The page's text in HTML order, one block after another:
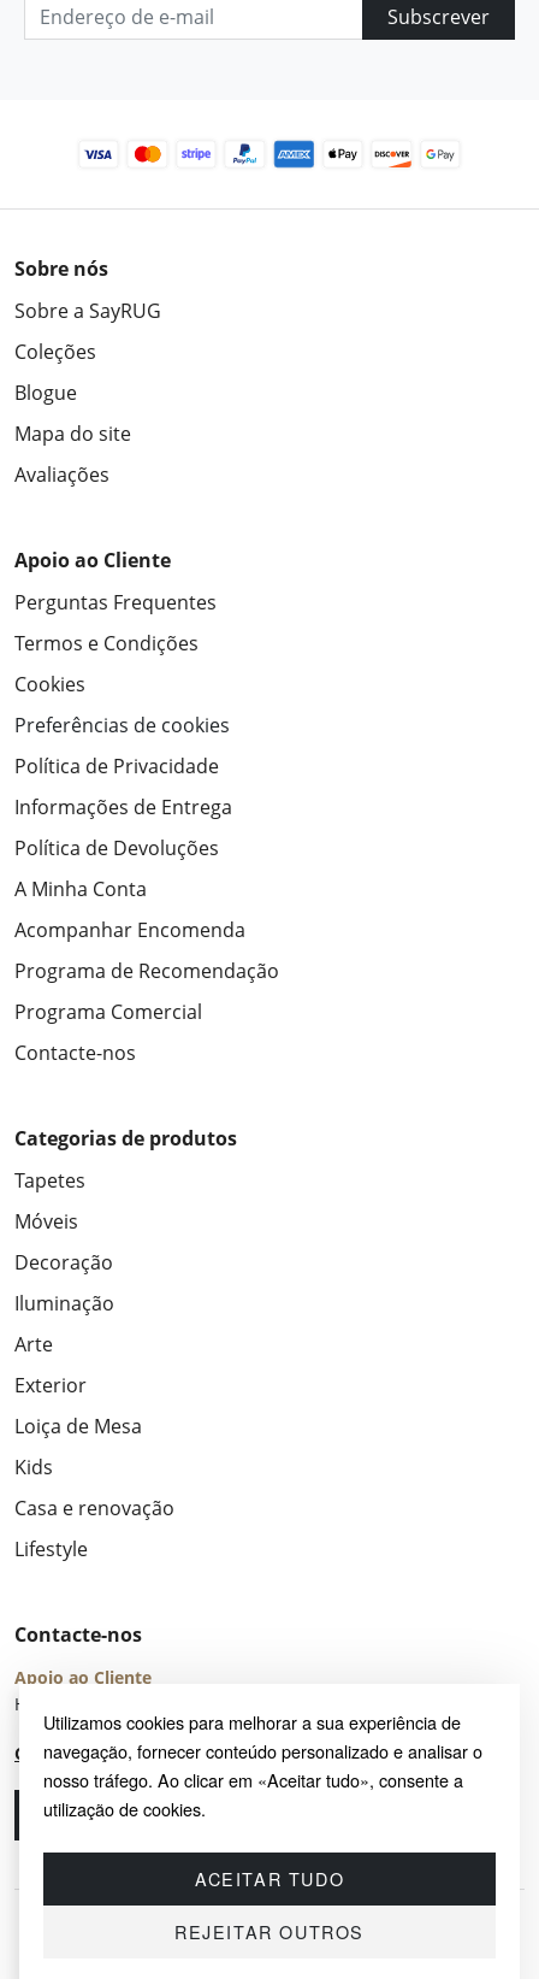
Utilizamos cookies para melhorar a sua experiência de
navegação, fornecer conteúdo personalizado e analisar o
nosso tráfego. Ao clicar em «Aceitar tudo», consente a
utilização de cookies.
ACEITAR TUDO
REJEITAR OUTROS
Subscrever
Sobre nós
Sobre a SayRUG
Coleções
Blogue
Mapa do site
Avaliações
Apoio ao Cliente
Perguntas Frequentes
Termos e Condições
Cookies
Preferências de cookies
Política de Privacidade
Informações de Entrega
Política de Devoluções
A Minha Conta
Acompanhar Encomenda
Programa de Recomendação
Programa Comercial
Contacte-nos
Categorias de produtos
Tapetes
Móveis
Decoração
Iluminação
Arte
Exterior
Loiça de Mesa
Kids
Casa e renovação
Lifestyle
Contacte-nos
Apoio ao Cliente
Horário de Atendimento: seg – sex 8:00 – 16:00 (UTC+2)
Centro de Ajuda
Ligue-nos